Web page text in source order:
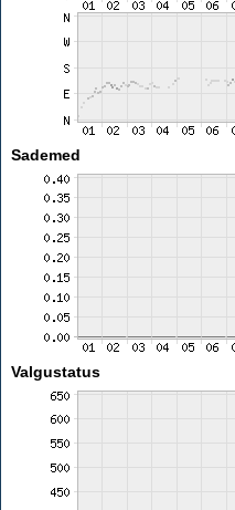
Sademed
Valgustatus